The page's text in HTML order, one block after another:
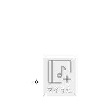
マイうた